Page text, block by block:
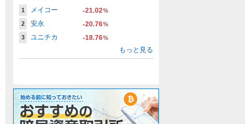
1 メイコー -21.02%
2
安永 -20.76%
3
ユニチカ -18.76%
もっと見る